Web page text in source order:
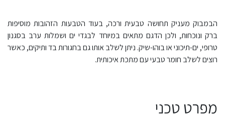
הבמבוק מעניק תחושה טבעית ורכה, בעוד הטבעות הזהובות מוסיפות
ברק ונוכחות, ולכן הדגם מתאים במיוחד לבגדי ים ושמלות ערב בסגנון
טרופי, ים-תיכוני או בוהו-שיק. ניתן לשלב אותו גם בחגורות בד ותיקים, כאשר
רוצים לשלב חומר טבעי עם מתכת איכותית.
מפרט טכני